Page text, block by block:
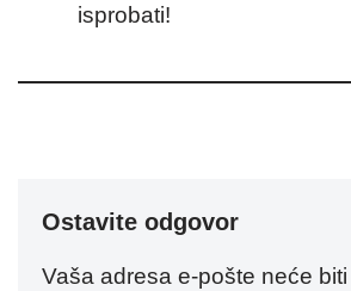
isprobati!
Ostavite odgovor
Vaša adresa e-pošte neće